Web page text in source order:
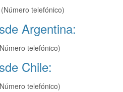
telefónico)
Argentina:
telefónico)
Chile:
telefónico)